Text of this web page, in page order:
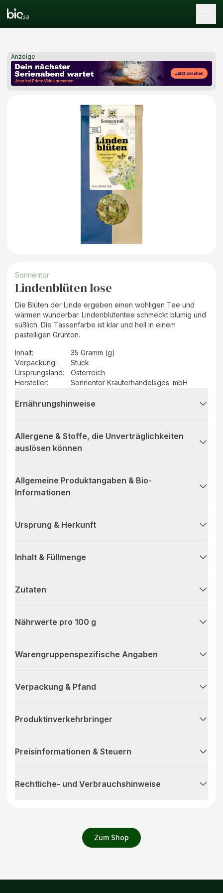
Anzeige
Zum Shop
Sonnentor
Lindenblüten lose
Die Blüten der Linde ergeben einen wohligen Tee und
wärmen wunderbar. Lindenblütentee schmeckt blumig und
süßlich. Die Tassenfarbe ist klar und hell in einem
pastelligen Grünton.
Inhalt:
35 Gramm (g)
Verpackung:
Stück
Ursprungsland:
Österreich
Hersteller: Sonnentor Kräuterhandelsges. mbH
Ernährungshinweise
Allergene & Stoffe, die Unverträglichkeiten
auslösen können
Allgemeine Produktangaben & Bio-
Informationen
Ursprung & Herkunft
Inhalt & Füllmenge
Zutaten
Nährwerte pro 100 g
Warengruppenspezifische Angaben
Verpackung & Pfand
Produktinverkehrbringer
Preisinformationen & Steuern
Rechtliche- und Verbrauchshinweise